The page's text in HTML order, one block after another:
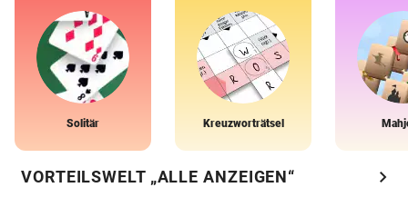
Solitär Kreuzworträtsel
VORTEILSWELT „ALLE ANZEIGEN“ chevron_right